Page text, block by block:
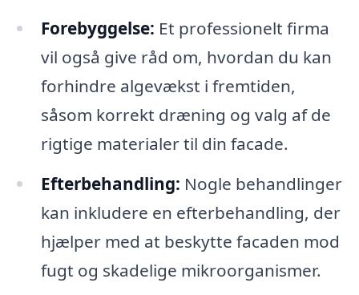
Forebyggelse: Et professionelt firma
vil også give råd om, hvordan du kan
forhindre algevækst i fremtiden,
såsom korrekt dræning og valg af de
rigtige materialer til din facade.
Efterbehandling: Nogle behandlinger
kan inkludere en efterbehandling, der
hjælper med at beskytte facaden mod
fugt og skadelige mikroorganismer.